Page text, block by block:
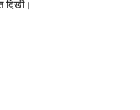
दिखी।